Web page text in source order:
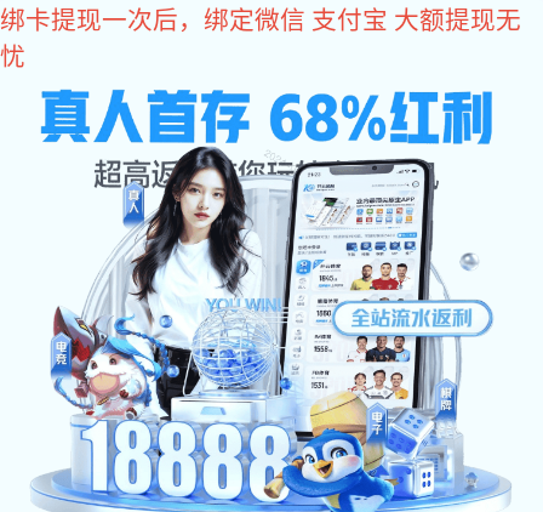
xk星空体育
xk星空体育> 案例> 品牌官方网站设计
信通
关键词
优化案
xk星空
体育网
营销型
网站建
品牌官
方网站
阿里巴
巴代运 天记录